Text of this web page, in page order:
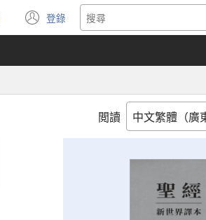
登錄
（開
啟
視
閲讀